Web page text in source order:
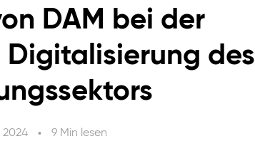
DAM bei der
des
2024 9 Min lesen